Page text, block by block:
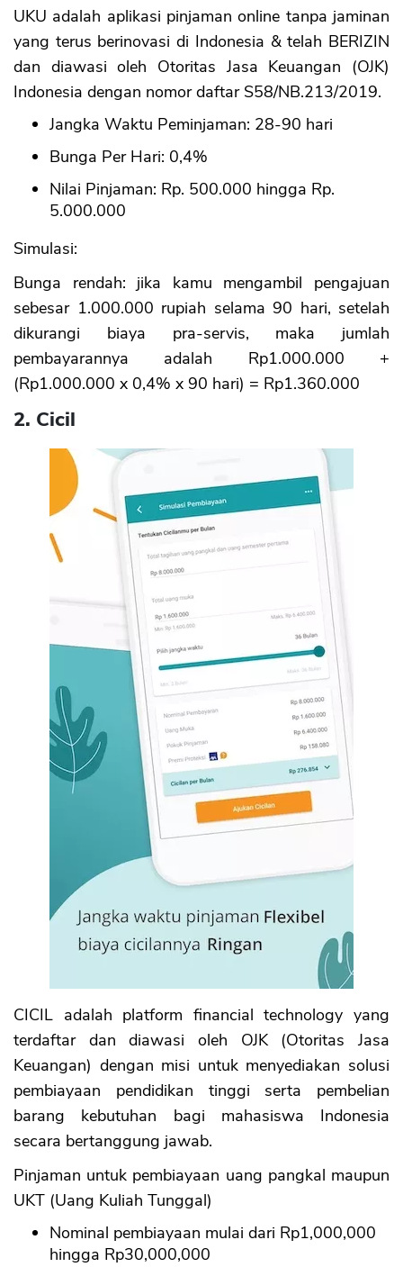
UKU adalah aplikasi pinjaman online tanpa jaminan
yang terus berinovasi di Indonesia & telah BERIZIN
dan diawasi oleh Otoritas Jasa Keuangan (OJK)
Indonesia dengan nomor daftar S58/NB.213/2019.
Jangka Waktu Peminjaman: 28-90 hari
Bunga Per Hari: 0,4%
Nilai Pinjaman: Rp. 500.000 hingga Rp.
5.000.000
Simulasi:
Bunga rendah: jika kamu mengambil pengajuan
sebesar 1.000.000 rupiah selama 90 hari, setelah
dikurangi biaya pra-servis, maka jumlah
pembayarannya adalah Rp1.000.000 +
(Rp1.000.000 x 0,4% x 90 hari) = Rp1.360.000
2. Cicil
CICIL adalah platform financial technology yang
terdaftar dan diawasi oleh OJK (Otoritas Jasa
Keuangan) dengan misi untuk menyediakan solusi
pembiayaan pendidikan tinggi serta pembelian
barang kebutuhan bagi mahasiswa Indonesia
secara bertanggung jawab.
Pinjaman untuk pembiayaan uang pangkal maupun
UKT (Uang Kuliah Tunggal)
Nominal pembiayaan mulai dari Rp1,000,000
hingga Rp30,000,000